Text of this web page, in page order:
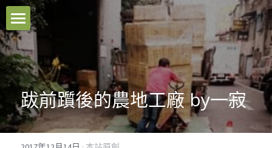
本站原創
好文推薦
影音分享
關於我們
跋前躓後的農地工廠 by一寂